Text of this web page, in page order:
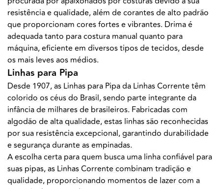
resistência e qualidade, além de corantes de alto padrão
que proporcionam cores fortes e vibrantes. Drima é
adequada tanto para costura manual quanto para
máquina, eficiente em diversos tipos de tecidos, desde
os mais leves aos médios.
Linhas para Pipa
Desde 1907, as Linhas para Pipa da Linhas Corrente têm
colorido os céus do Brasil, sendo parte integrante da
infância de milhares de brasileiros. Fabricadas com
algodão de alta qualidade, estas linhas são reconhecidas
por sua resistência excepcional, garantindo durabilidade
e segurança durante as empinadas.
A escolha certa para quem busca uma linha confiável para
suas pipas, as Linhas Corrente combinam tradição e
qualidade, proporcionando momentos de lazer com a